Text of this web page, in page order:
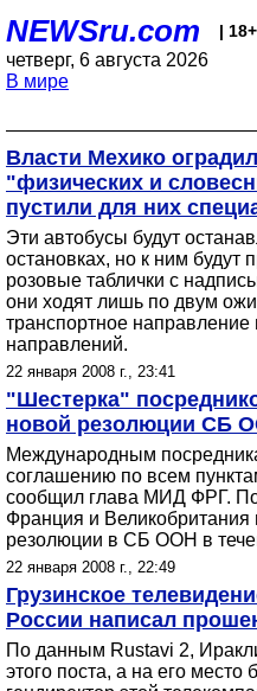
NEWSru.com | 18+
четверг, 6 августа 2026
В мире
Власти Мехико
"физических и
пустили для них
Эти автобусы будут
остановках, но к ним
розовые таблички с
они ходят лишь по двум
транспортное
направлений.
22 января 2008 г., 23:41
"Шестерка"
новой резолюции СБ
Международным
соглашению по всем
сообщил глава МИД ФРГ.
Франция и Великобритания
резолюции в СБ ООН в
22 января 2008 г., 22:49
Грузинское
России написал
По данным Rustavi 2,
этого поста, а на его